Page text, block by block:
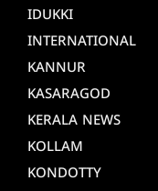
IDUKKI
INTERNATIONAL
KANNUR
KASARAGOD
KERALA NEWS
KOLLAM
KONDOTTY